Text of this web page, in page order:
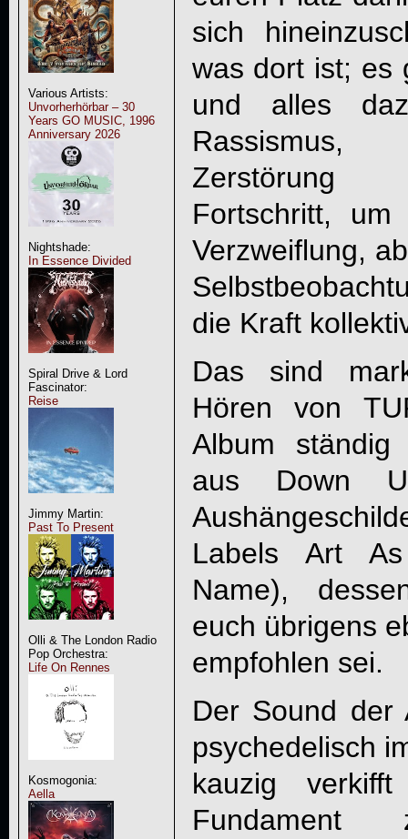
Various Artists:
Unvorherhörbar – 30
Years GO MUSIC, 1996
Anniversary 2026
Nightshade:
In Essence Divided
Spiral Drive & Lord
Fascinator:
Reise
Jimmy Martin:
Past To Present
Olli & The London Radio
Pop Orchestra:
Life On Rennes
Kosmogonia:
Aella
sich
was dort ist; es
und alles
Rassismus,
Zerstörung
Fortschritt, um
Verzweiflung,
die Kraft
Das sind
Hören von
Album
aus Down
Labels Art As
Name),
euch übrigens
empfohlen sei.
Der Sound der
psychedelisch
kauzig
Fundament